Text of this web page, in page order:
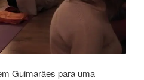
Guimarães para uma